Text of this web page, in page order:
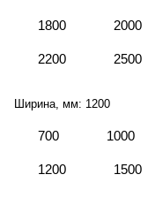
1800 2000
2200 2500
Ширина, мм: 1200
700 1000
1200 1500